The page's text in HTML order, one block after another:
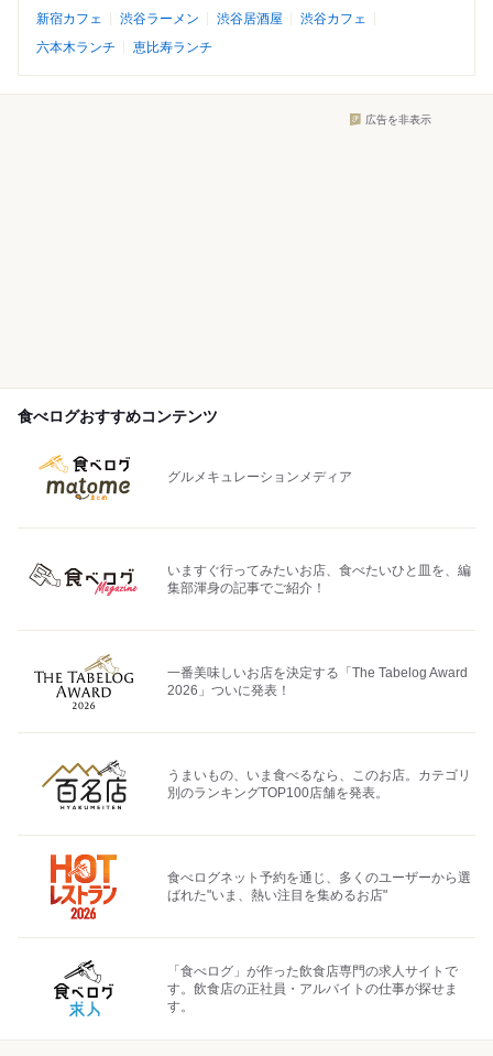
新宿カフェ
渋谷ラーメン 渋谷居酒屋
渋谷カフェ
六本木ランチ
恵比寿ランチ
広告を非表示
食べログおすすめコンテンツ
グルメキュレーションメディア
いますぐ行ってみたいお店、食べたいひと皿を、編
集部渾身の記事でご紹介！
一番美味しいお店を決定する「The Tabelog Award
2026」ついに発表！
うまいもの、いま食べるなら、このお店。カテゴリ
別のランキングTOP100店舗を発表。
食べログネット予約を通じ、多くのユーザーから選
ばれた"いま、熱い注目を集めるお店"
「食べログ」が作った飲食店専門の求人サイトで
す。飲食店の正社員・アルバイトの仕事が探せま
す。